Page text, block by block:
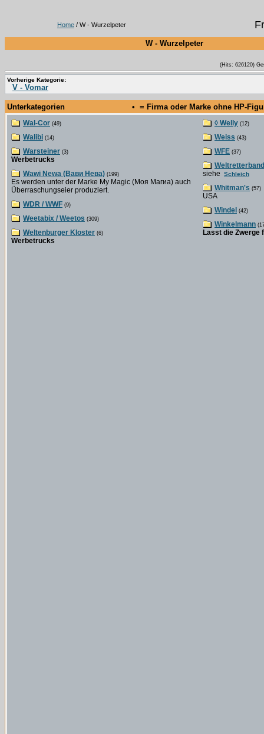
Home / W - Wurzelpeter
W - Wurzelpeter
(Hits: 626120)
Vorherige Kategorie:
V - Vomar
Unterkategorien • = Firma oder Marke ohne HP-
Wal-Cor (49)
Walibi (14)
Warsteiner (3)
Werbetrucks
Wawi Newa (Вави Нева) (199)
Es werden unter der Marke My Magic (Моя Магиа) auch
Überraschungseier produziert.
WDR / WWF (9)
Weetabix / Weetos (309)
Weltenburger Kloster (6)
Werbetrucks
◊ Welly (12)
Weiss (43)
WFE (37)
siehe
Schleich
Whitman's (57)
USA
Windel (42)
Winkelmann
Lasst die Zwerge